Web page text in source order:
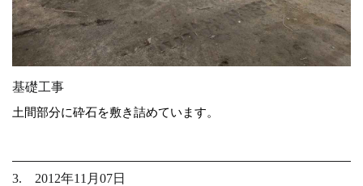
基礎工事
土間部分に砕石を敷き詰めています。
3. 2012年11月07日